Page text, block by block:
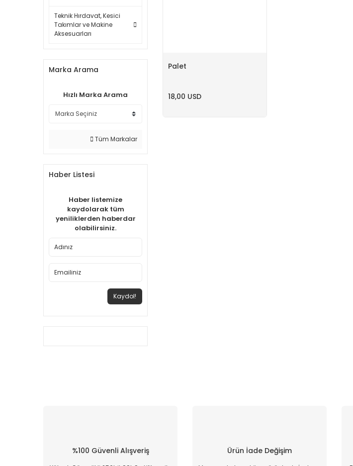
Teknik Hırdavat, Kesici
Takımlar ve Makine
Aksesuarları
Marka Arama
Hızlı Marka Arama
Tüm Markalar
Haber Listesi
Haber listemize
kaydolarak tüm
yeniliklerden haberdar
olabilirsiniz.
Kaydol!
Palet
18,00 USD
%100 Güvenli Alışveriş Ürün İade Değişim